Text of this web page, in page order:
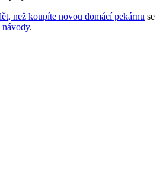
než koupíte novou domácí pekárnu se
návody.